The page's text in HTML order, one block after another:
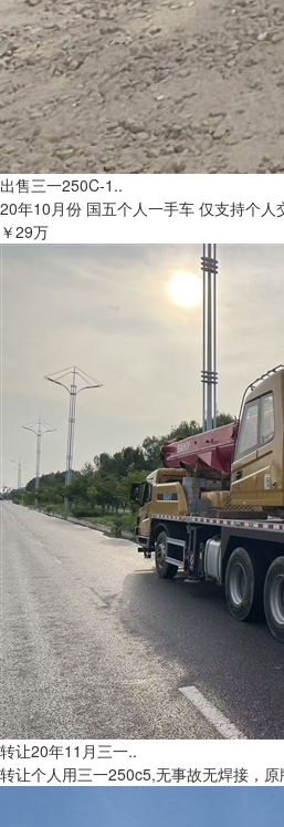
出售三一250C-1..
20年10月份 国五个人一手车 仅支持个人
￥29万
转让20年11月三一..
转让个人用三一250c5,无事故无焊接，原